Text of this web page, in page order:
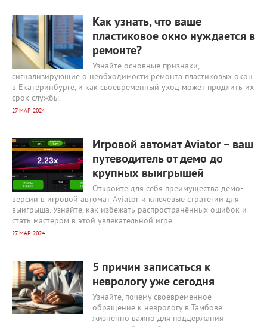
Как узнать, что ваше
пластиковое окно нуждается в
ремонте?
Узнайте основные признаки,
сигнализирующие о необходимости ремонта пластиковых окон
в Екатеринбурге, и как своевременный уход может продлить их
срок службы.
27 МАР 2024
Игровой автомат Aviator – ваш
путеводитель от демо до
крупных выигрышей
Откройте для себя преимущества демо-
версии в игровой автомат Aviator и ключевые стратегии для
выигрыша. Узнайте, как избежать распространённых ошибок и
стать мастером в этой увлекательной игре.
27 МАР 2024
5 причин записаться к
неврологу уже сегодня
Узнайте, почему своевременное
обращение к неврологу в Тамбове
жизненно важно для поддержания